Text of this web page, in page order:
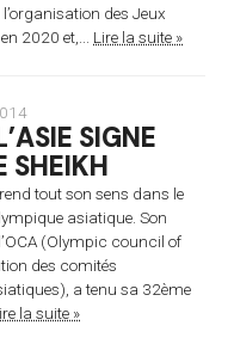
des Jeux
2020 et,... Lire la suite »
SIGNE
SHEIKH
tout son sens dans le
asiatique. Son
(Olympic council of
des comités
a tenu sa 32ème
la suite »